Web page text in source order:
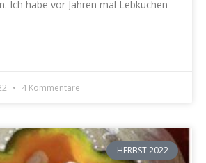
Ich habe vor Jahren mal Lebkuchen
4 Kommentare
HERBST 2022